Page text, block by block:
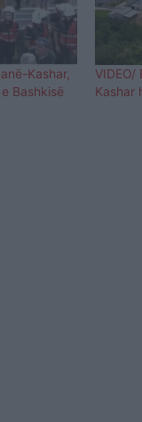
Kashar,
Bashkisë
Kashar